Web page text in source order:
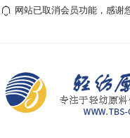
网站已取消会员功能，感谢